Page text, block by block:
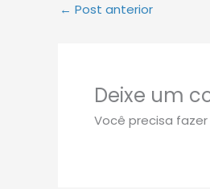
← Post anterior
Deixe um
Você precisa fazer